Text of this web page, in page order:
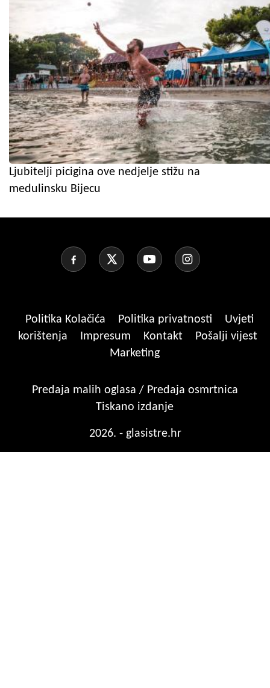
Ljubitelji picigina ove nedjelje stižu na
medulinsku Bijecu
Politika Kolačića Politika privatnosti
Uvjeti
korištenja
Impresum Kontakt
Pošalji vijest
Marketing
Predaja malih oglasa / Predaja osmrtnica
Tiskano izdanje
2026. - glasistre.hr